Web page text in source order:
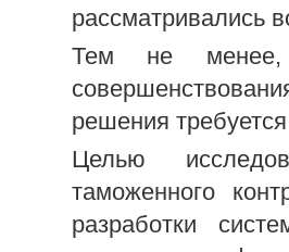
рассматривались
Тем не менее,
решения
Целью
таможенного
разработки